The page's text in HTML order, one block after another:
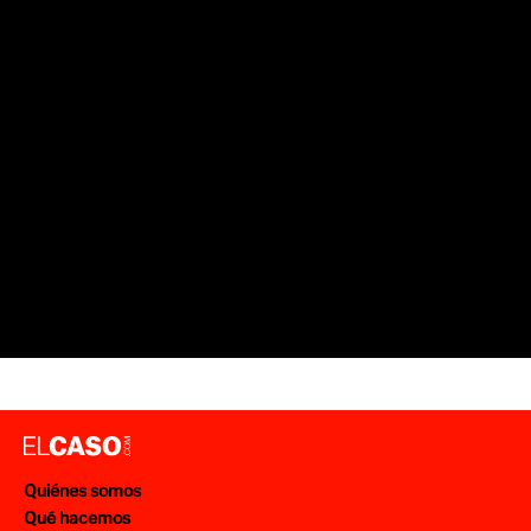
Quiénes somos
Qué hacemos